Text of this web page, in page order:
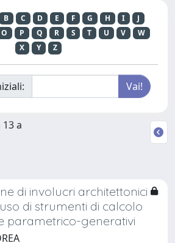
B C D E F G H I
J
O P Q R S T U V
W
X
Y Z
a
di involucri architettonici
di strumenti di calcolo
parametrico-generativi